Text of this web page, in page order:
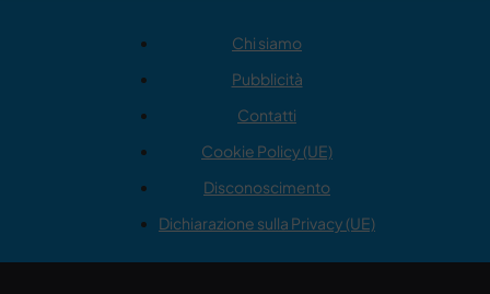
Chi siamo
Pubblicità
Contatti
Cookie Policy (UE)
Disconoscimento
Dichiarazione sulla Privacy (UE)